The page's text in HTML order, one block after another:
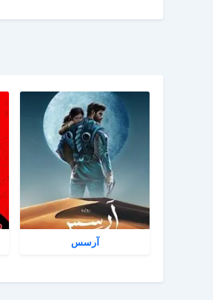
آرسس